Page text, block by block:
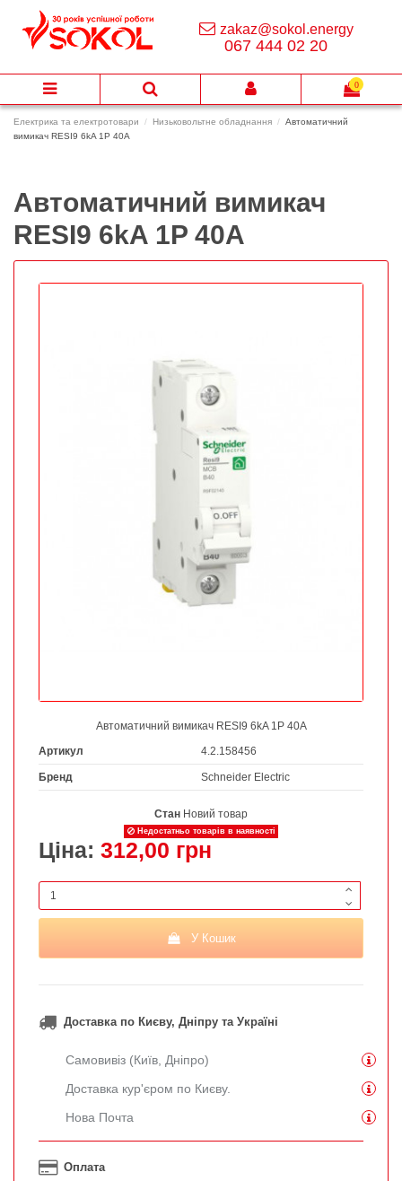
Електрика та електротовари Низьковольтне обладнання
Автоматичний
вимикач RESI9 6kA 1P 40A
Автоматичний вимикач
RESI9 6kA 1P 40A
Автоматичний вимикач RESI9 6kA 1P 40A
Артикул
4.2.158456
Бренд Schneider Electric
Стан Новий товар
Недостатньо товарів в наявності
Ціна: 312,00 грн
У Кошик
Доставка по Києву, Дніпру та Україні
Самовивіз (Київ, Дніпро)
Доставка кур'єром по Києву.
Нова Почта
Оплата
zakaz@sokol.energy
067 444 02 20
0